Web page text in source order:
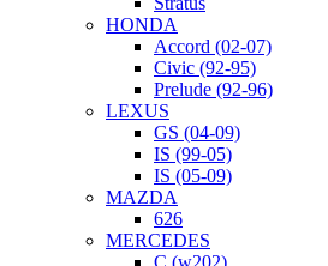
HONDA
Accord (02-07)
Civic (92-95)
Prelude (92-96)
LEXUS
GS (04-09)
IS (99-05)
IS (05-09)
MAZDA
626
MERCEDES
C (w202)